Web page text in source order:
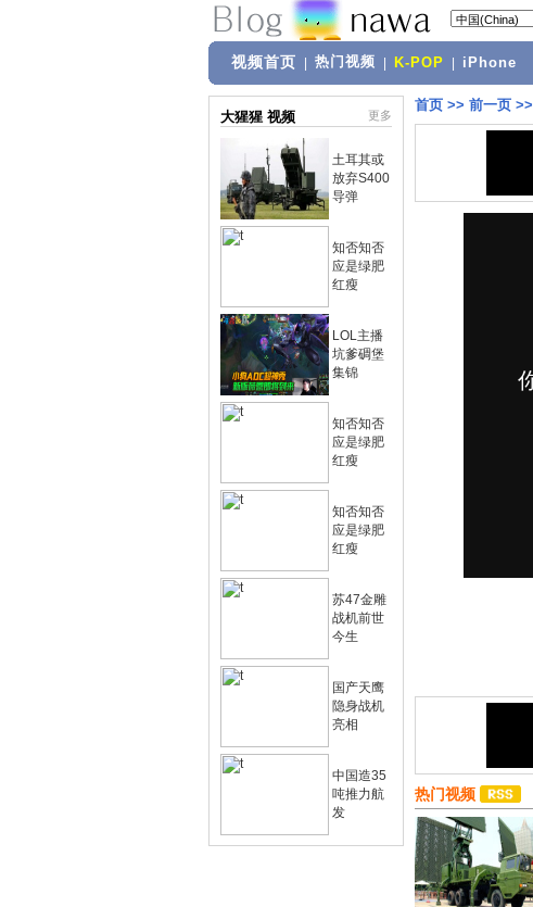
视频首页 热门视频 K-POP iPhone
大猩猩 视频 更多
土耳其或
放弃S400
导弹
知否知否
应是绿肥
红瘦
LOL主播
坑爹碉堡
集锦
知否知否
应是绿肥
红瘦
知否知否
应是绿肥
红瘦
苏47金雕
战机前世
今生
国产天鹰
隐身战机
亮相
中国造35
吨推力航
发
首页 >> 前一页 >>
热门视频